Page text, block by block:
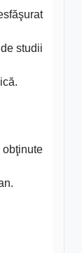
studii
obţinute